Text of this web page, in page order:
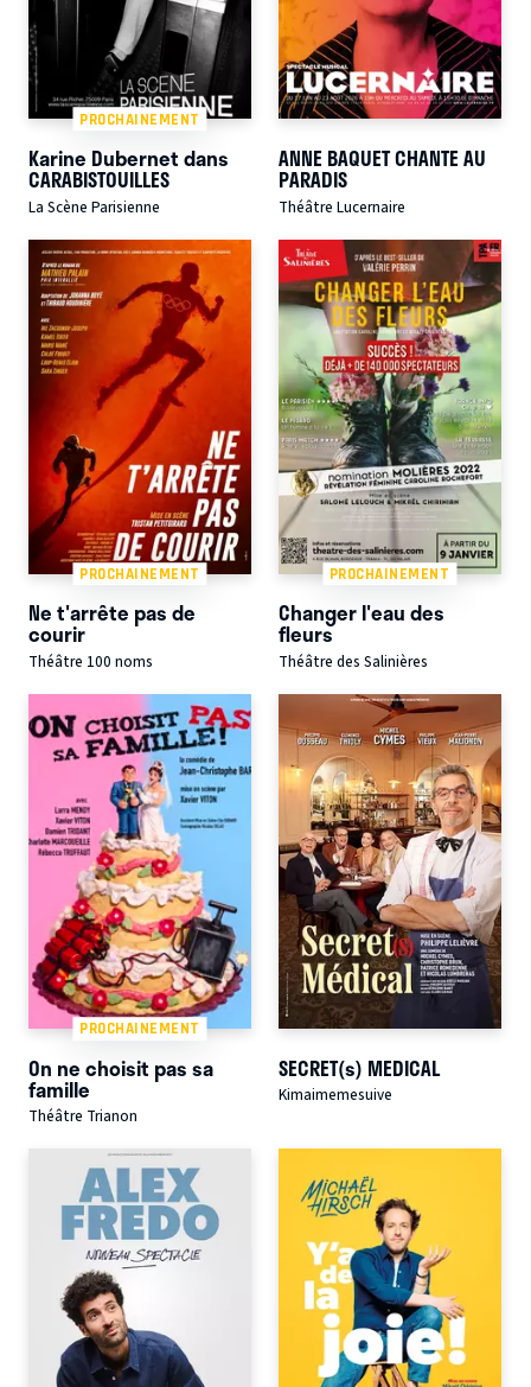
PROCHAINEMENT
Karine Dubernet dans
CARABISTOUILLES
La Scène Parisienne
ANNE BAQUET CHANTE AU
PARADIS
Théâtre Lucernaire
PROCHAINEMENT
Ne t'arrête pas de
courir
Théâtre 100 noms
PROCHAINEMENT
Changer l'eau des
fleurs
Théâtre des Salinières
PROCHAINEMENT
On ne choisit pas sa
famille
Théâtre Trianon
SECRET(s) MEDICAL
Kimaimemesuive